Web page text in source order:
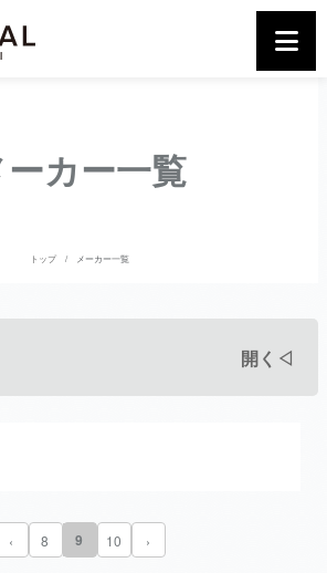
ーカー一覧
トップ メーカー一覧
開く◁
‹ 8 9 10 ›